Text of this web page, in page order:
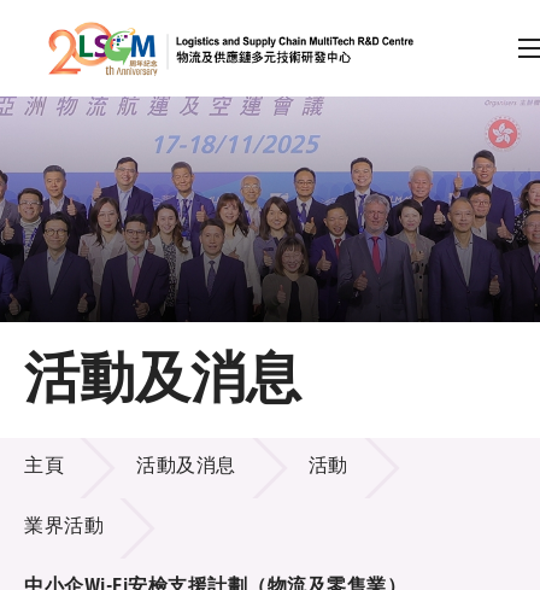
跳到內容（按回車鍵）
會員登入
A A EN 繁 简
主頁
關於LSCM
技術商品化
項目及資助計劃
活動及消息
活動及消息
主頁 活動及消息 活動
業界活動